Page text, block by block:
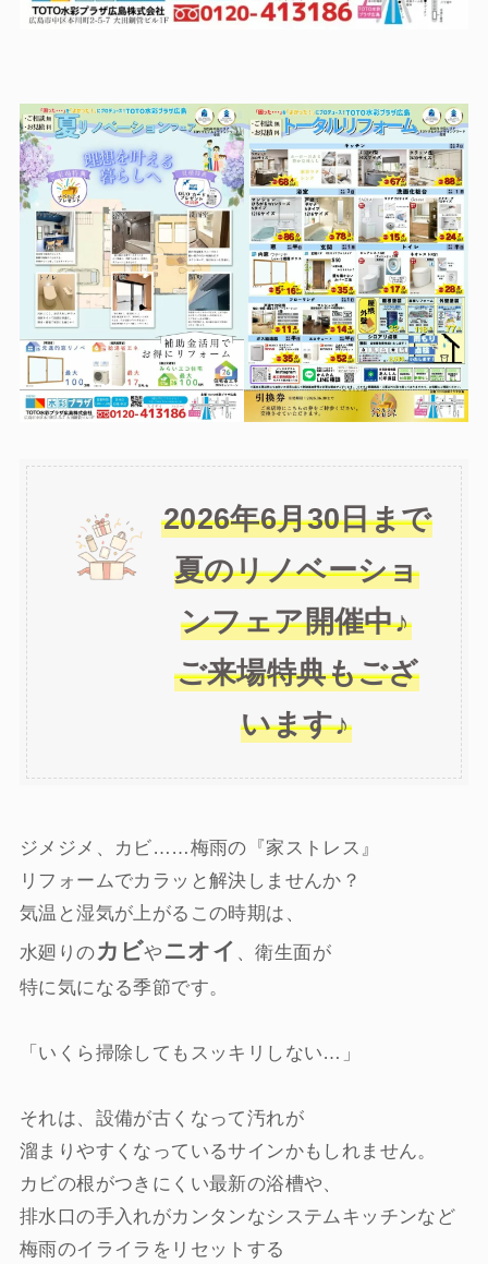
2026年6月30日まで
夏のリノベーショ
ンフェア開催中♪
ご来場特典もござ
います♪
ジメジメ、カビ……梅雨の『家ストレス』
リフォームでカラッと解決しませんか？
気温と湿気が上がるこの時期は、
水廻りのカビやニオイ 、衛生面が
特に気になる季節です。
「いくら掃除してもスッキリしない…」
それは、設備が古くなって汚れが
溜まりやすくなっているサインかもしれません。
カビの根がつきにくい最新の浴槽や、
排水口の手入れがカンタンなシステムキッチンなど
梅雨のイライラをリセットする